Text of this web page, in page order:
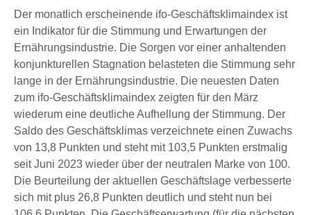
Der monatlich erscheinende ifo-Geschäftsklimaindex ist
ein Indikator für die Stimmung und Erwartungen der
Ernährungsindustrie. Die Sorgen vor einer anhaltenden
konjunkturellen Stagnation belasteten die Stimmung sehr
lange in der Ernährungsindustrie. Die neuesten Daten
zum ifo-Geschäftsklimaindex zeigten für den März
wiederum eine deutliche Aufhellung der Stimmung. Der
Saldo des Geschäftsklimas verzeichnete einen Zuwachs
von 13,8 Punkten und steht mit 103,5 Punkten erstmalig
seit Juni 2023 wieder über der neutralen Marke von 100.
Die Beurteilung der aktuellen Geschäftslage verbesserte
sich mit plus 26,8 Punkten deutlich und steht nun bei